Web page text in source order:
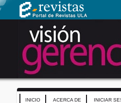
INICIO ACERCA DE INICIAR